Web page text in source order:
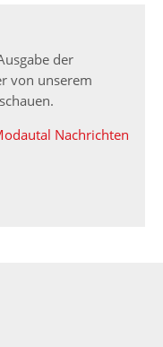
der
von unserem
Nachrichten